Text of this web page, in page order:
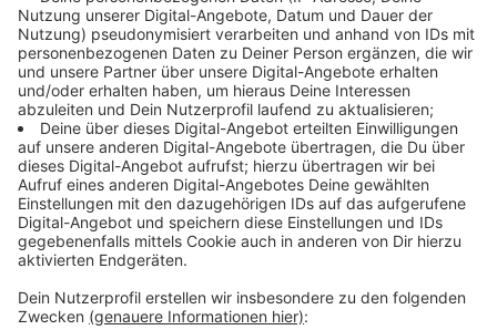
jeden Alters sein, hieß es im Ausschuss am
Dienstagabend.
Der Bau eines Freibades in Euskirchen soll
dagegen nicht weiterverfolgt werden. Stattdessen
soll die Stadt mit der Badewelt besprechen, ob ein
Freibad im Rahmen einer Erweiterung möglich
wäre.
Veröffentlicht:Mittwoch, 14.04.2021 17:09
Anzeige